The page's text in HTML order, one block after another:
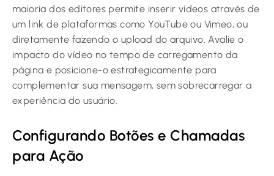
maioria dos editores permite inserir vídeos através de
um link de plataformas como YouTube ou Vimeo, ou
diretamente fazendo o upload do arquivo. Avalie o
impacto do vídeo no tempo de carregamento da
página e posicione-o estrategicamente para
complementar sua mensagem, sem sobrecarregar a
experiência do usuário.
Configurando Botões e Chamadas
para Ação